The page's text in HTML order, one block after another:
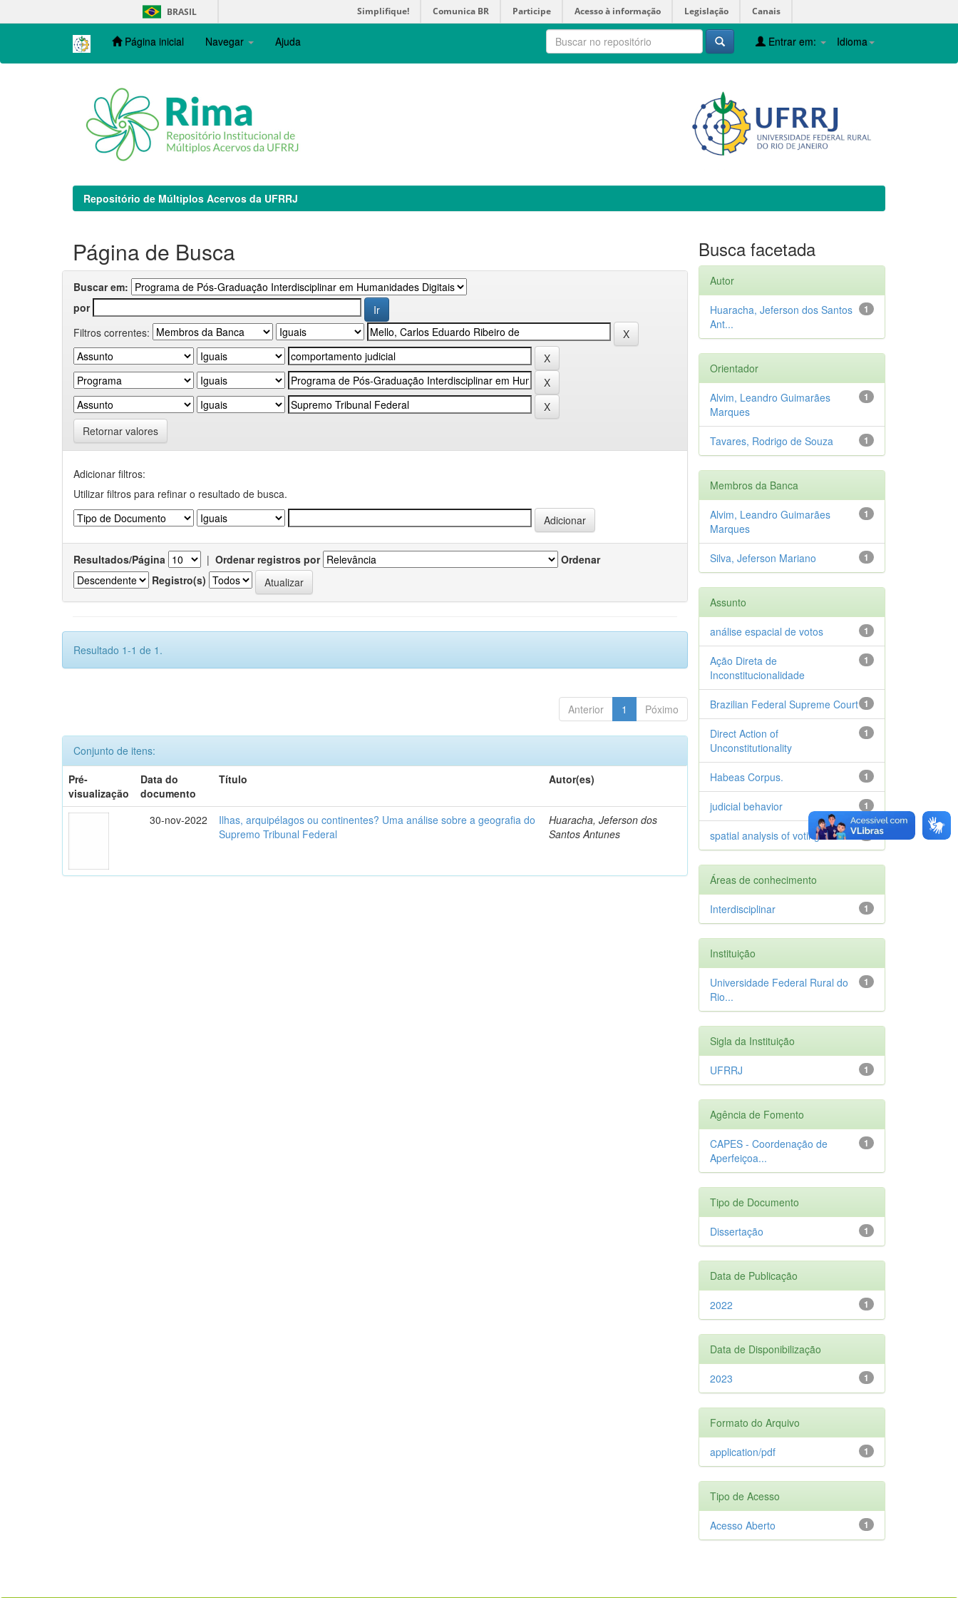
navigation
BRASIL Simplifique! Comunica BR Participe Acesso à informação Legislação Canais
Página inicial Navegar Ajuda Idioma
Entrar em:
Repositório de Múltiplos Acervos da UFRRJ
Página de Busca
Buscar em:
por
Filtros correntes:
Retornar valores
Adicionar filtros:
Utilizar filtros para refinar o resultado de busca.
Resultados/Página | Ordenar registros por
Ordenar
Registro(s)
Resultado 1-1 de 1.
Anterior 1 Póximo
Conjunto de itens:
Pré-
visualização
Data do
documento
Título Autor(es)
30-nov-2022
Ilhas, arquipélagos ou continentes? Uma análise sobre a geografia do
Supremo Tribunal Federal
Huaracha, Jeferson dos
Santos Antunes
Busca facetada
Autor
1
Huaracha, Jeferson dos Santos
Ant...
Orientador
1
Alvim, Leandro Guimarães
Marques
1
Tavares, Rodrigo de Souza
Membros da Banca
1
Alvim, Leandro Guimarães
Marques
1
Silva, Jeferson Mariano
Assunto
1
análise espacial de votos
1
Ação Direta de
Inconstitucionalidade
1
Brazilian Federal Supreme Court
1
Direct Action of
Unconstitutionality
1
Habeas Corpus.
1
judicial behavior
1
spatial analysis of voting
Áreas de conhecimento
1
Interdisciplinar
Instituição
1
Universidade Federal Rural do
Rio...
Sigla da Instituição
1
UFRRJ
Agência de Fomento
1
CAPES - Coordenação de
Aperfeiçoa...
Tipo de Documento
1
Dissertação
Data de Publicação
1
2022
Data de Disponibilização
1
2023
Formato do Arquivo
1
application/pdf
Tipo de Acesso
1
Acesso Aberto